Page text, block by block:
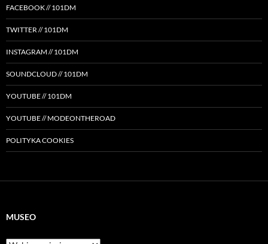
FACEBOOK // 101DM
TWITTER // 101DM
INSTAGRAM // 101DM
SOUNDCLOUD // 101DM
YOUTUBE // 101DM
YOUTUBE // MODEONTHEROAD
POLITYKA COOKIES
MUSEO